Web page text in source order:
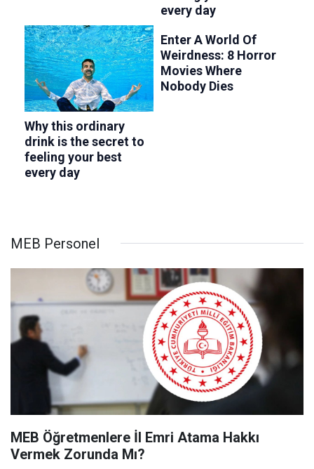
MEB Personel
MEB Öğretmenlere İl Emri Atama Hakkı
Vermek Zorunda Mı?